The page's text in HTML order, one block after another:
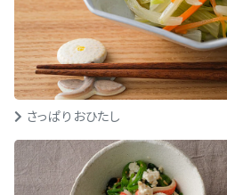
さっぱりおひたし